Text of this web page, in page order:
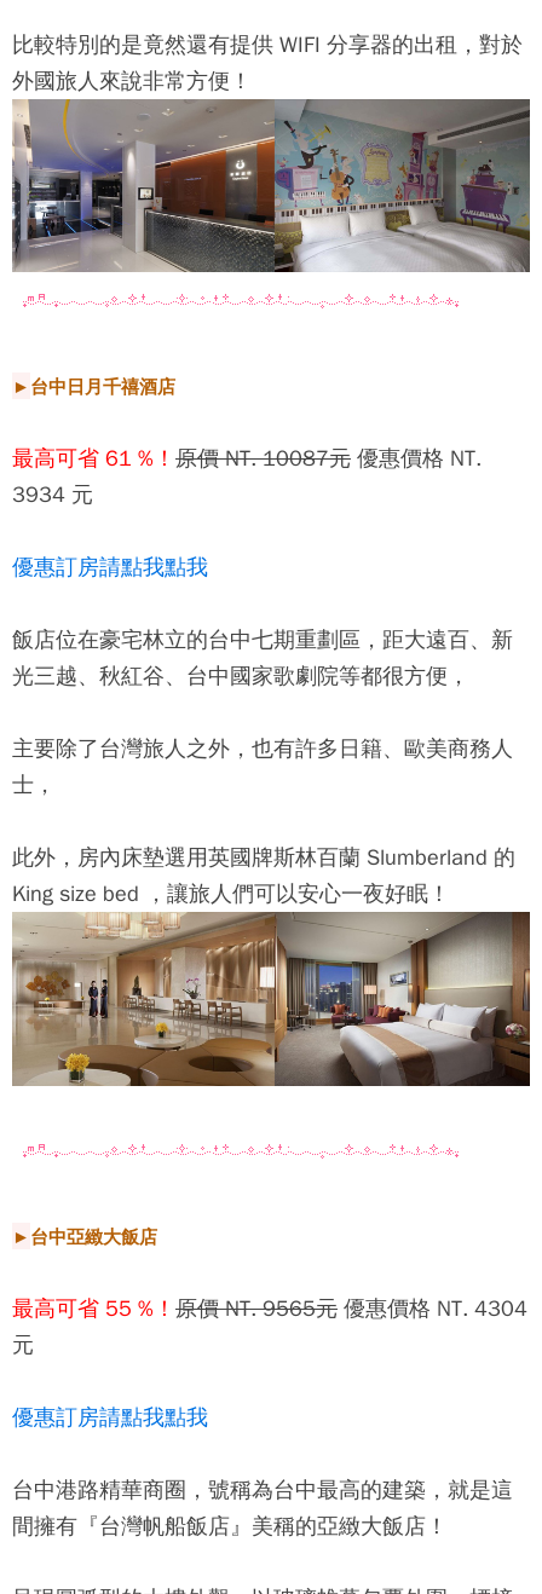
比較特別的是竟然還有提供 WIFI 分享器的出租，對於
外國旅人來說非常方便！
►台中日月千禧酒店
最高可省 61 %！ 原價 NT. 10087元 優惠價格 NT.
3934 元
優惠訂房請點我點我
飯店位在豪宅林立的台中七期重劃區，距大遠百、新
光三越、秋紅谷、台中國家歌劇院等都很方便，
主要除了台灣旅人之外，也有許多日籍、歐美商務人
士，
此外，房內床墊選用英國牌斯林百蘭 Slumberland 的
King size bed ，讓旅人們可以安心一夜好眠！
►台中亞緻大飯店
最高可省 55 %！ 原價 NT. 9565元 優惠價格 NT. 4304
元
優惠訂房請點我點我
台中港路精華商圈，號稱為台中最高的建築，就是這
間擁有『台灣帆船飯店』美稱的亞緻大飯店！